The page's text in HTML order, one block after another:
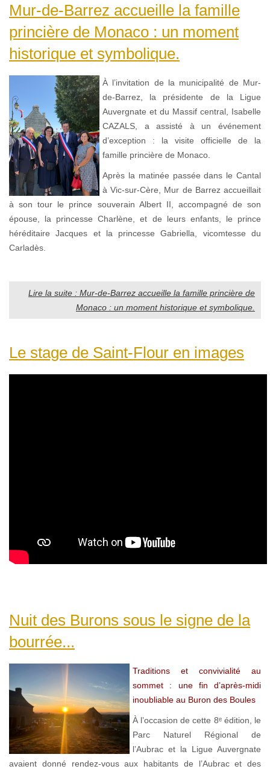
Mur-de-Barrez accueille la famille
princière de Monaco : un moment
historique et symbolique.
À l’invitation de la municipalité de Mur-
de-Barrez, la présidente de la Ligue
Auvergnate et du Massif central, Isabelle
CAZALS, a assisté à un événement
d’exception : la visite officielle de la
famille princière de Monaco.
Après la matinée passée dans le Cantal
à Vic-sur-Cère, Mur de Barrez accueillait
à son tour le prince souverain Albert II, accompagné de son
épouse, la princesse Charlène, et de leurs enfants, le prince
héréditaire Jacques et la princesse Gabriella, vicomtesse du
Carladès.
Lire la suite : Mur-de-Barrez accueille la famille princière de
Monaco : un moment historique et symbolique.
Le stage de Saint-Flour en images
Nuit des Burons sous le signe de la
bourrée...
Traditions et convivialité au
sommet : une fin d’après-midi
inoubliable au Buron des Boules
À l’occasion de cette 8ᵉ édition, le
Parc Naturel Régional de
l’Aubrac et la Ligue Auvergnate
avaient donné rendez-vous aux habitants de l’Aubrac et des